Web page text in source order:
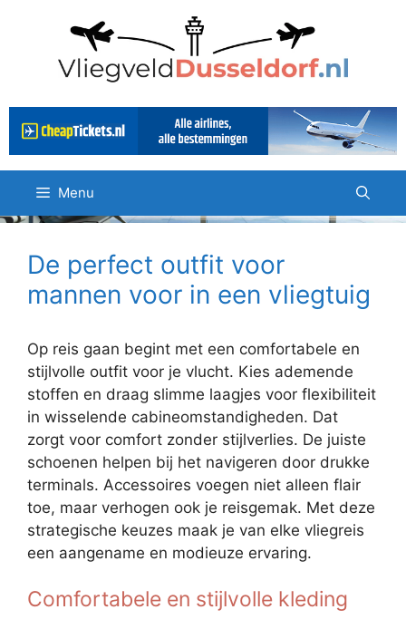
Menu
De perfect outfit voor
mannen voor in een vliegtuig
Op reis gaan begint met een comfortabele en
stijlvolle outfit voor je vlucht. Kies ademende
stoffen en draag slimme laagjes voor flexibiliteit
in wisselende cabineomstandigheden. Dat
zorgt voor comfort zonder stijlverlies. De juiste
schoenen helpen bij het navigeren door drukke
terminals. Accessoires voegen niet alleen flair
toe, maar verhogen ook je reisgemak. Met deze
strategische keuzes maak je van elke vliegreis
een aangename en modieuze ervaring.
Comfortabele en stijlvolle kleding